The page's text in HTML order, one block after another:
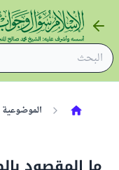
الموضوعية